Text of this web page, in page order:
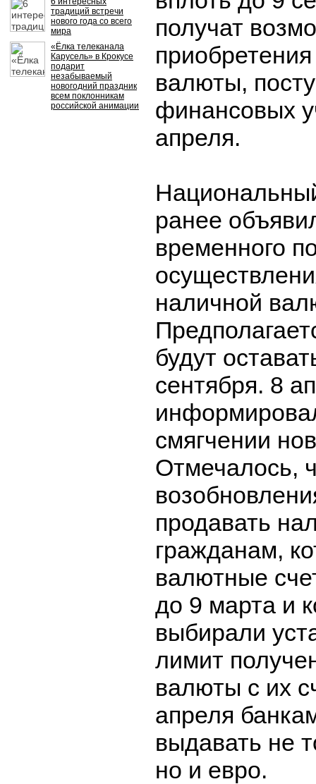
традиций встречи
нового года со всего
мира
«Ёлка телеканала
Карусель» в Крокусе
подарит
незабываемый
новогодний праздник
всем поклонникам
российской анимации
получат
валюты,
финансовых
апреля.
ранее
временного
наличной
будут
сентября. 8
смягчении
Отмечалось,
продавать
гражданам,
валютные
до 9 марта и
выбирали
лимит
валюты с их
апреля
выдавать не
но и евро.